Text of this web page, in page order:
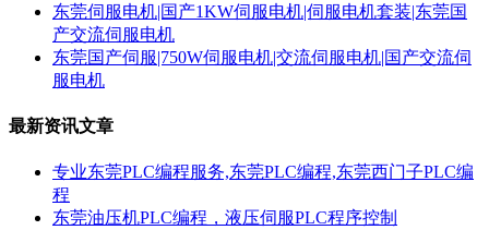
东莞伺服电机|国产1KW伺服电机|伺服电机套装|东莞国
产交流伺服电机
东莞国产伺服|750W伺服电机|交流伺服电机|国产交流伺
服电机
最新资讯文章
专业东莞PLC编程服务,东莞PLC编程,东莞西门子PLC编
程
东莞油压机PLC编程，液压伺服PLC程序控制